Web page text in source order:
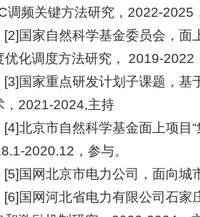
调频关键方法研究，2022-2025
[2]国家自然科学基金委员会，
优化调度方法研究， 2019-2022
[3]国家重点研发计划子课题，
，2021-2024,主持
[4]北京市自然科学基金面上项目
2020.12，参与。
[5]国网北京市电力公司，面向
[6]国网河北省电力有限公司石